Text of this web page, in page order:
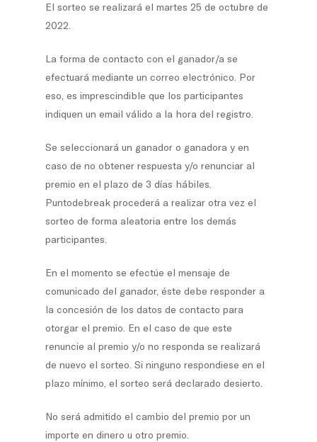
El sorteo se realizará el martes 25 de octubre de
2022.
La forma de contacto con el ganador/a se
efectuará mediante un correo electrónico. Por
eso, es imprescindible que los participantes
indiquen un email válido a la hora del registro.
Se seleccionará un ganador o ganadora y en
caso de no obtener respuesta y/o renunciar al
premio en el plazo de 3 días hábiles.
Puntodebreak procederá a realizar otra vez el
sorteo de forma aleatoria entre los demás
participantes.
En el momento se efectúe el mensaje de
comunicado del ganador, éste debe responder a
la concesión de los datos de contacto para
otorgar el premio. En el caso de que este
renuncie al premio y/o no responda se realizará
de nuevo el sorteo. Si ninguno respondiese en el
plazo mínimo, el sorteo será declarado desierto.
No será admitido el cambio del premio por un
importe en dinero u otro premio.